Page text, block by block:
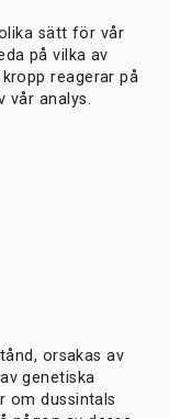
sätt för vår
på vilka av
reagerar på
vår analys.
orsakas av
genetiska
om dussintals